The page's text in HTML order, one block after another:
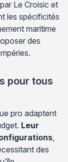
Le Croisic et
les spécificités
maritime
des
pour tous
pro adaptent
Leur
des